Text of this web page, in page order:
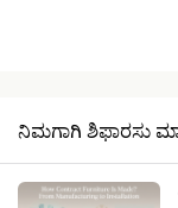
ನಿಮಗಾಗಿ ಶಿಫಾರಸು